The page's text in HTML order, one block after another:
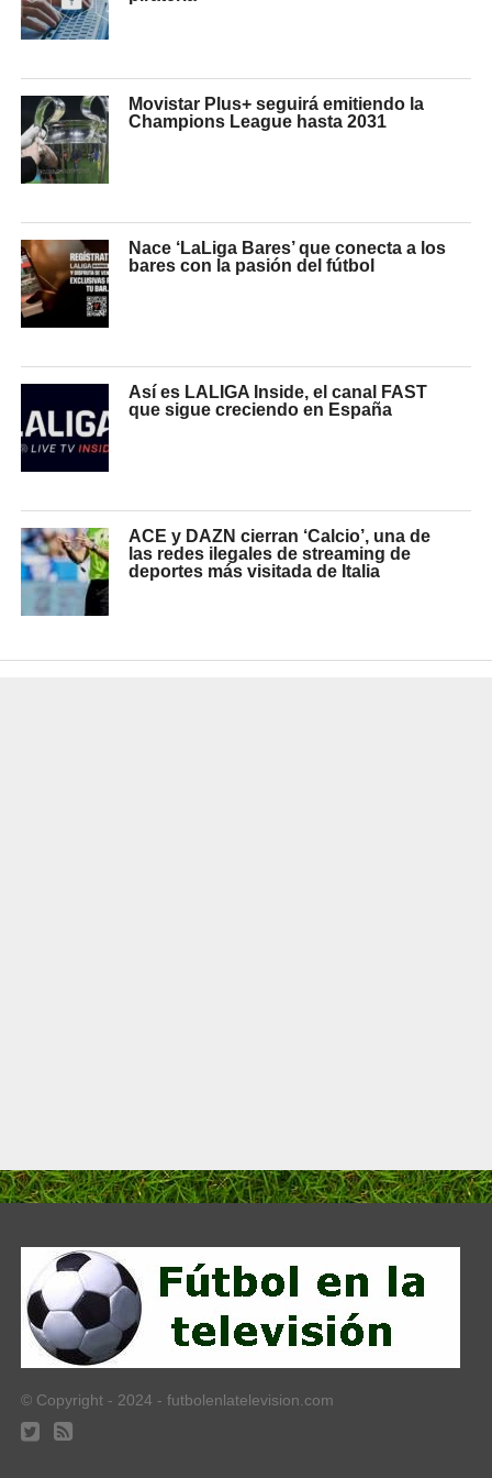
Movistar Plus+ seguirá emitiendo la
Champions League hasta 2031
Nace ‘LaLiga Bares’ que conecta a los
bares con la pasión del fútbol
Así es LALIGA Inside, el canal FAST
que sigue creciendo en España
ACE y DAZN cierran ‘Calcio’, una de
las redes ilegales de streaming de
deportes más visitada de Italia
© Copyright - 2024 - futbolenlatelevision.com